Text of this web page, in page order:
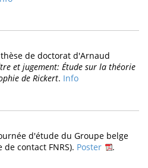
de doctorat d'Arnaud
et jugement: Étude sur la théorie
de Rickert. Info
d'étude du Groupe belge
contact FNRS). Poster .